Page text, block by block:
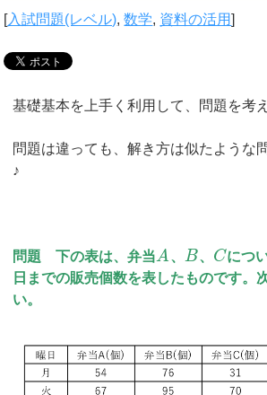
[入試問題(レベル),数学, 資料の活用]
基礎基本を上手く利用して、問題を考
問題は違っても、解き方は似たような
♪
問題 下の表は、弁当A、 B、 Cにつ
日までの販売個数を表したものです。
い。